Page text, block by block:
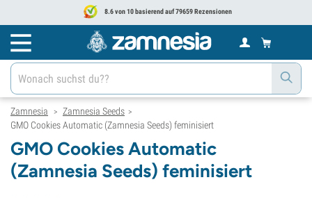
8.6 von 10 basierend auf 79659 Rezensionen
Zamnesia > Zamnesia Seeds >
GMO Cookies Automatic (Zamnesia Seeds) feminisiert
GMO Cookies Automatic
(Zamnesia Seeds) feminisiert